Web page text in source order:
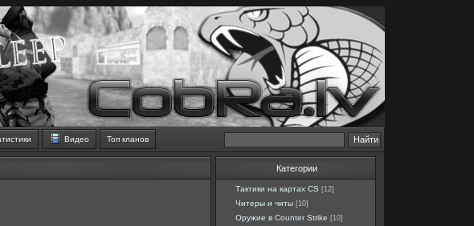
Видео Топ кланов
Категории
Тактики на картах CS [12]
Читеры и читы [10]
Оружие в Counter Strike [10]